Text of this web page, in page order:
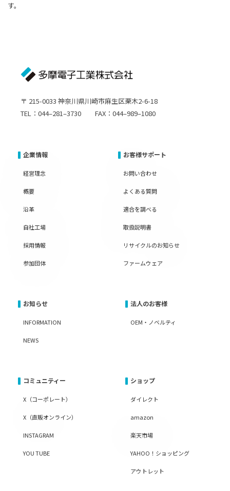
す。
〒 215-0033 神奈川県川崎市麻生区栗木2-6-18
TEL：044–281–3730 FAX：044–989–1080
企業情報
経営理念
概要
沿革
自社工場
採用情報
参加団体
お客様サポート
お問い合わせ
よくある質問
適合を調べる
取扱説明書
リサイクルのお知らせ
ファームウェア
お知らせ
INFORMATION
NEWS
法人のお客様
OEM・ノベルティ
コミュニティー
X（コーポレート）
X（直販オンライン）
INSTAGRAM
YOU TUBE
ショップ
ダイレクト
amazon
楽天市場
YAHOO！ショッピング
アウトレット